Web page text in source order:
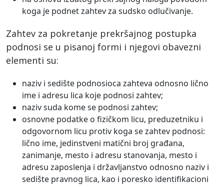
koga je podnet zahtev za sudsko odlučivanje.
Zahtev za pokretanje prekršajnog postupka
podnosi se u pisanoj formi i njegovi obavezni
elementi su:
naziv i sedište podnosioca zahteva odnosno lično
ime i adresu lica koje podnosi zahtev;
naziv suda kome se podnosi zahtev;
osnovne podatke o fizičkom licu, preduzetniku i
odgovornom licu protiv koga se zahtev podnosi:
lično ime, jedinstveni matični broj građana,
zanimanje, mesto i adresu stanovanja, mesto i
adresu zaposlenja i državljanstvo odnosno naziv i
sedište pravnog lica, kao i poresko identifikacioni